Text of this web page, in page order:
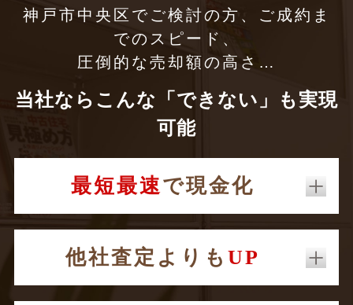
神戸市中央区でご検討の方、ご成約ま
でのスピード、
圧倒的な売却額の高さ…
当社ならこんな「できない」も実現
可能
最短最速で現金化
他社査定よりも UP